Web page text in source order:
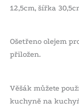
12,5cm, šířka
Ošetřeno olejem
přiložen.
Věšák můžete
kuchyně na